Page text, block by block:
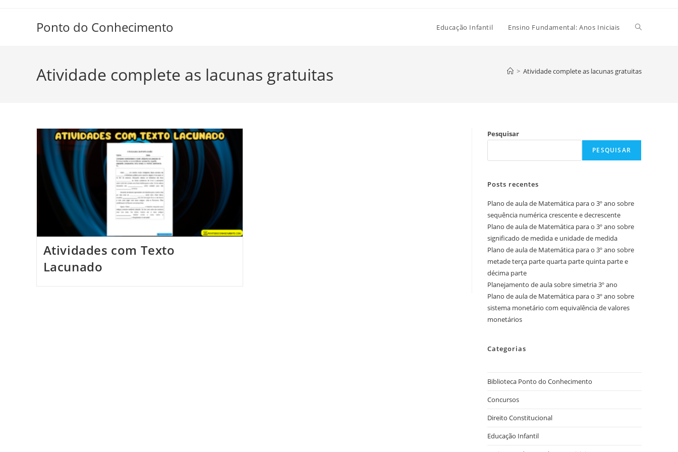
Ponto do Conhecimento Educação Infantil Ensino Fundamental: Anos Iniciais Alternar
site
Atividade complete as lacunas gratuitas > Atividade complete as lacunas gratuitas
Atividades com Texto
Lacunado
Pesquisar
PESQUISAR
Posts recentes
Plano de aula de Matemática para o 3º ano sobre
sequência numérica crescente e decrescente
Plano de aula de Matemática para o 3º ano sobre
significado de medida e unidade de medida
Plano de aula de Matemática para o 3º ano sobre
metade terça parte quarta parte quinta parte e
décima parte
Planejamento de aula sobre simetria 3º ano
Plano de aula de Matemática para o 3º ano sobre
sistema monetário com equivalência de valores
monetários
Categorias
Biblioteca Ponto do Conhecimento
Concursos
Direito Constitucional
Educação Infantil